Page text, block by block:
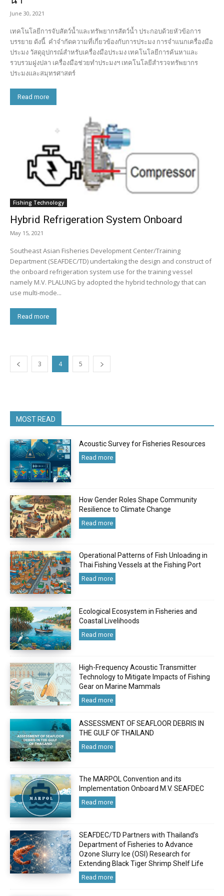
June 30, 2021
เทคโนโลยีการจับสัตว์น้ำและทรัพยากรสัตว์น้ำ ประกอบด้วยหัวข้อการ
บรรยาย ดังนี้ คำจำกัดความที่เกี่ยวข้องกับการประมง การจำแนกเครื่องมือ
ประมง วัสดุอุปกรณ์สำหรับเครื่องมือประมง เทคโนโลยีการค้นหาและ
รวบรวมฝูงปลา เครื่องมือช่วยทำประมงฯ เทคโนโลยีสำรวจทรัพยากร
ประมงและสมุทรศาสตร์
Read more
Fishing Technology
Hybrid Refrigeration System Onboard
May 15, 2021
Southeast Asian Fisheries Development Center/Training
Department (SEAFDEC/TD) undertaking the design and construct of
the onboard refrigeration system use for the training vessel
namely M.V. PLALUNG by adopted the hybrid technology that can
use multi-mode...
Read more
3 4 5
MOST READ
Acoustic Survey for Fisheries Resources
Read more
How Gender Roles Shape Community
Resilience to Climate Change
Read more
Operational Patterns of Fish Unloading in
Thai Fishing Vessels at the Fishing Port
Read more
Ecological Ecosystem in Fisheries and
Coastal Livelihoods
Read more
High-Frequency Acoustic Transmitter
Technology to Mitigate Impacts of Fishing
Gear on Marine Mammals
Read more
ASSESSMENT OF SEAFLOOR DEBRIS IN
THE GULF OF THAILAND
Read more
The MARPOL Convention and its
Implementation Onboard M.V. SEAFDEC
Read more
SEAFDEC/TD Partners with Thailand’s
Department of Fisheries to Advance
Ozone Slurry Ice (OSI) Research for
Extending Black Tiger Shrimp Shelf Life
Read more